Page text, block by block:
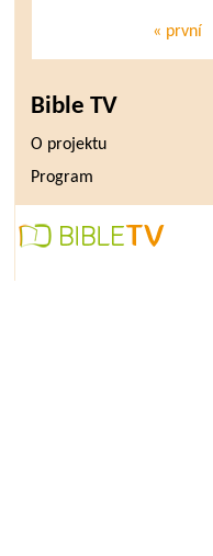
« první
Bible TV
O projektu
Program